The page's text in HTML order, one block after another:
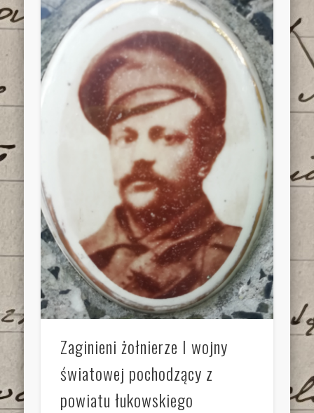
Zaginieni żołnierze I wojny
światowej pochodzący z
powiatu łukowskiego